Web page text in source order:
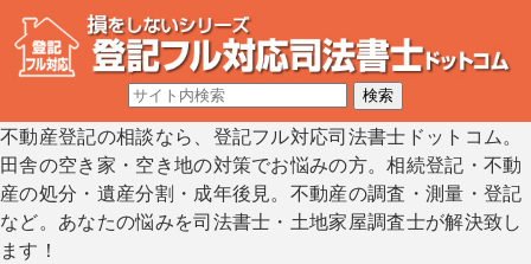
不動産登記の相談なら、登記フル対応司法書士ドットコム。
田舎の空き家・空き地の対策でお悩みの方。相続登記・不動
産の処分・遺産分割・成年後見。不動産の調査・測量・登記
など。あなたの悩みを司法書士・土地家屋調査士が解決致し
ます！